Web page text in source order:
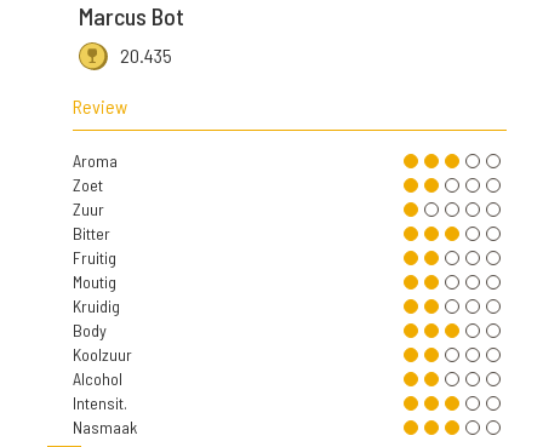
Marcus Bot
20.435
Review
Aroma
Zoet
Zuur
Bitter
Fruitig
Moutig
Kruidig
Body
Koolzuur
Alcohol
Intensit.
Nasmaak